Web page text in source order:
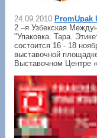
24.09.2010 PromUpak
2 –я Узбекская
"Упаковка. Тара.
состоится 16 - 18
выставочной
Выставочном Центре